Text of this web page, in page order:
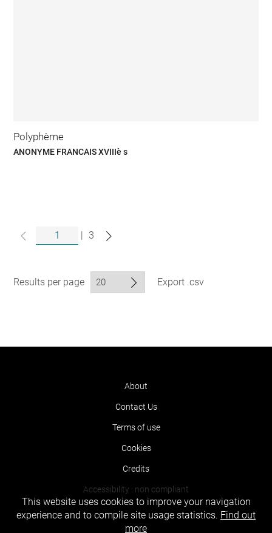
Polyphème
ANONYME FRANCAIS XVIIIè s
| 3
Results per page Export .csv
About
Contact Us
Terms of use
Cookies
Credits
Accessibility : non compliant
This website uses cookies to improve your navigation
experience and to compile site usage statistics. Find out
more